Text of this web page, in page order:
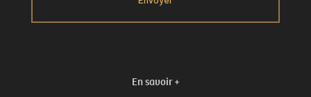
En savoir +